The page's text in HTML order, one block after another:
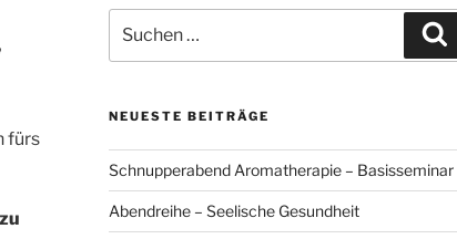
fürs
nach:
NEUESTE BEITRÄGE
Schnupperabend Aromatherapie – Basisseminar
Abendreihe – Seelische Gesundheit